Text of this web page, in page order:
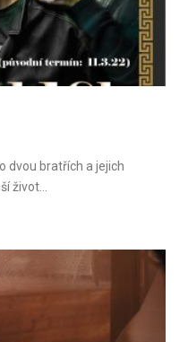
dvou bratřích a jejich
život…